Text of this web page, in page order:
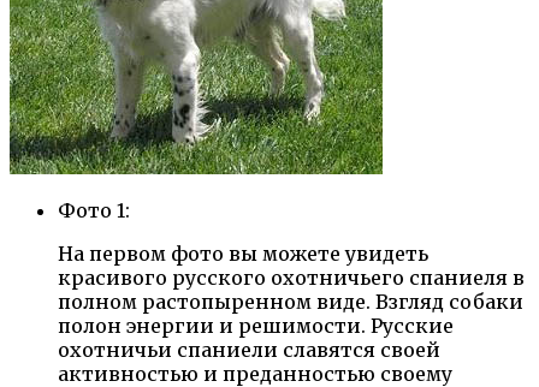
Фото 1:
На первом фото вы можете увидеть
красивого русского охотничьего спаниеля в
полном растопыренном виде. Взгляд собаки
полон энергии и решимости. Русские
охотничьи спаниели славятся своей
активностью и преданностью своему